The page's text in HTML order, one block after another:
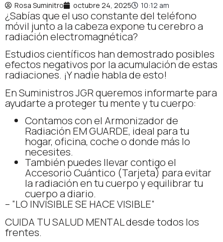
Rosa Suminitro octubre 24, 2025 10:12 am
¿Sabías que el uso constante del teléfono
móvil junto a la cabeza expone tu cerebro a
radiación electromagnética?
Estudios científicos han demostrado posibles
efectos negativos por la acumulación de estas
radiaciones. ¡Y nadie habla de esto!
En Suministros JGR queremos informarte para
ayudarte a proteger tu mente y tu cuerpo:
Contamos con el Armonizador de
Radiación EM GUARDE, ideal para tu
hogar, oficina, coche o donde más lo
necesites.
También puedes llevar contigo el
Accesorio Cuántico (Tarjeta) para evitar
la radiación en tu cuerpo y equilibrar tu
cuerpo a diario.
– “LO INVISIBLE SE HACE VISIBLE”
CUIDA TU SALUD MENTAL desde todos los
frentes.